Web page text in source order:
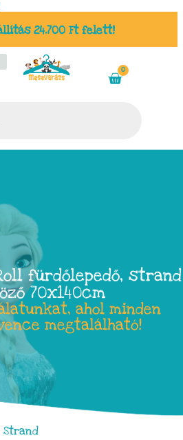
24.700 Ft felett!
0
fürdőlepedő, strand
70x140cm
ahol minden
megtalálható!
Strand